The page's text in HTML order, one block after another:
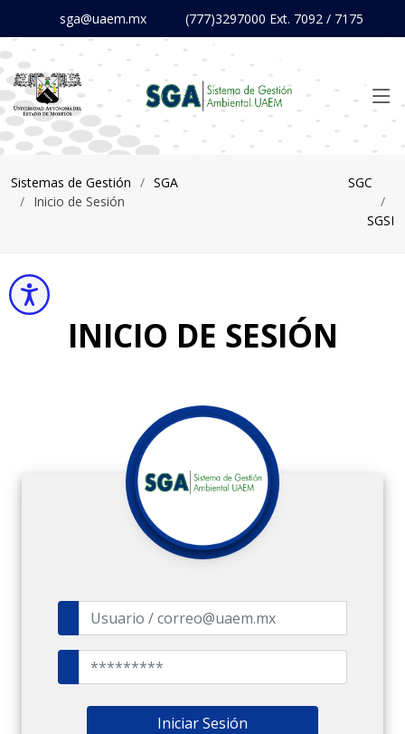
este
sitio
web
incluye
un
sistema
accesibilidad.
Accesibilidad
sga@uaem.mx (777)3297000 Ext. 7092 / 7175
Sistemas de Gestión
SGA
Inicio de Sesión
SGC
SGSI
INICIO DE SESIÓN
Iniciar Sesión